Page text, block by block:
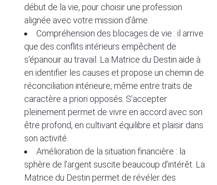
début de la vie, pour choisir une profession
alignée avec votre mission d’âme.
Compréhension des blocages de vie : il arrive
que des conflits intérieurs empêchent de
s’épanouir au travail. La Matrice du Destin aide à
en identifier les causes et propose un chemin de
réconciliation intérieure, même entre traits de
caractère a priori opposés. S’accepter
pleinement permet de vivre en accord avec son
être profond, en cultivant équilibre et plaisir dans
son activité.
Amélioration de la situation financière : la
sphère de l’argent suscite beaucoup d’intérêt. La
Matrice du Destin permet de révéler des